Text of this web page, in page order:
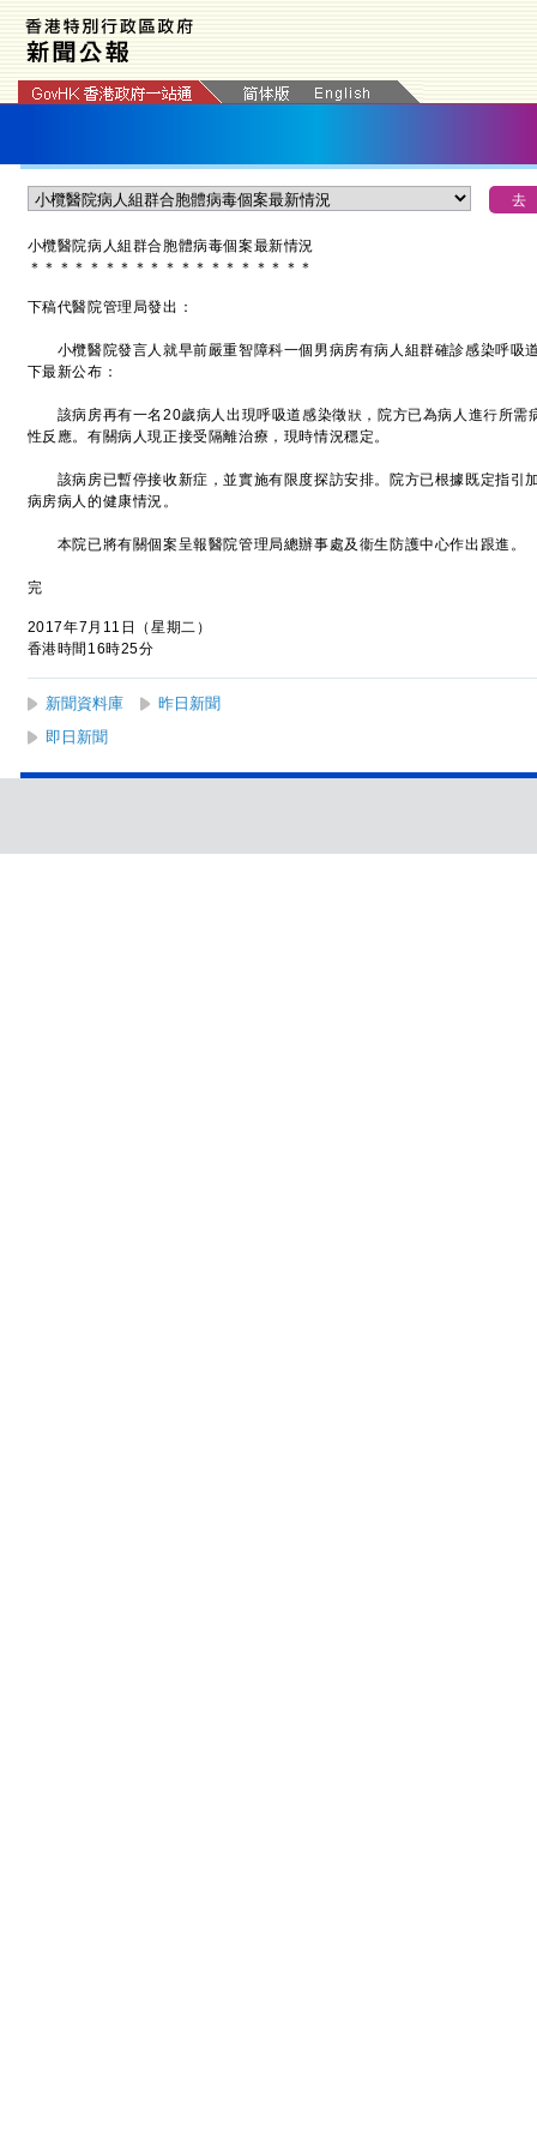
小欖醫院病人組群合胞體病毒個案最新情況
＊ ＊ ＊ ＊ ＊ ＊ ＊ ＊ ＊ ＊ ＊ ＊ ＊ ＊ ＊ ＊ ＊ ＊ ＊
下稿代醫院管理局發出：
小欖醫院發言人就早前嚴重智障科一個男病房有病人組群確診感染呼吸
下最新公布：
該病房再有一名20歲病人出現呼吸道感染徵狀，院方已為病人進行所需
性反應。有關病人現正接受隔離治療，現時情況穩定。
該病房已暫停接收新症，並實施有限度探訪安排。院方已根據既定指引
病房病人的健康情況。
本院已將有關個案呈報醫院管理局總辦事處及衞生防護中心作出跟進。
完
2017年7月11日（星期二）
香港時間16時25分
新聞資料庫
昨日新聞
即日新聞